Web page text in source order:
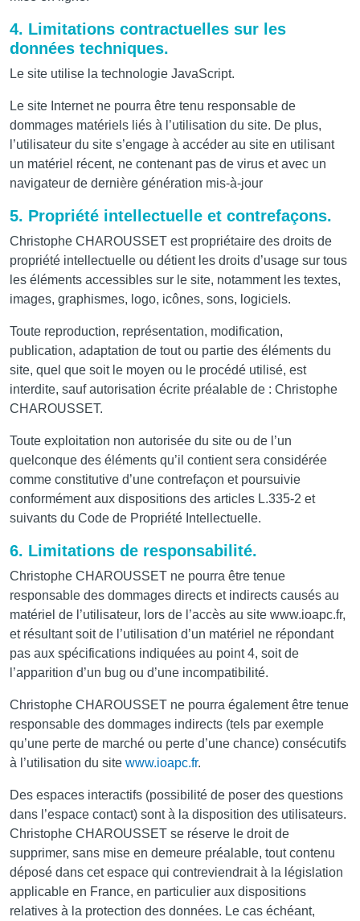
4. Limitations contractuelles sur les
données techniques.
Le site utilise la technologie JavaScript.
Le site Internet ne pourra être tenu responsable de
dommages matériels liés à l’utilisation du site. De plus,
l’utilisateur du site s’engage à accéder au site en utilisant
un matériel récent, ne contenant pas de virus et avec un
navigateur de dernière génération mis-à-jour
5. Propriété intellectuelle et contrefaçons.
Christophe CHAROUSSET est propriétaire des droits de
propriété intellectuelle ou détient les droits d’usage sur tous
les éléments accessibles sur le site, notamment les textes,
images, graphismes, logo, icônes, sons, logiciels.
Toute reproduction, représentation, modification,
publication, adaptation de tout ou partie des éléments du
site, quel que soit le moyen ou le procédé utilisé, est
interdite, sauf autorisation écrite préalable de : Christophe
CHAROUSSET.
Toute exploitation non autorisée du site ou de l’un
quelconque des éléments qu’il contient sera considérée
comme constitutive d’une contrefaçon et poursuivie
conformément aux dispositions des articles L.335-2 et
suivants du Code de Propriété Intellectuelle.
6. Limitations de responsabilité.
Christophe CHAROUSSET ne pourra être tenue
responsable des dommages directs et indirects causés au
matériel de l’utilisateur, lors de l’accès au site www.ioapc.fr,
et résultant soit de l’utilisation d’un matériel ne répondant
pas aux spécifications indiquées au point 4, soit de
l’apparition d’un bug ou d’une incompatibilité.
Christophe CHAROUSSET ne pourra également être tenue
responsable des dommages indirects (tels par exemple
qu’une perte de marché ou perte d’une chance) consécutifs
à l’utilisation du site www.ioapc.fr.
Des espaces interactifs (possibilité de poser des questions
dans l’espace contact) sont à la disposition des utilisateurs.
Christophe CHAROUSSET se réserve le droit de
supprimer, sans mise en demeure préalable, tout contenu
déposé dans cet espace qui contreviendrait à la législation
applicable en France, en particulier aux dispositions
relatives à la protection des données. Le cas échéant,